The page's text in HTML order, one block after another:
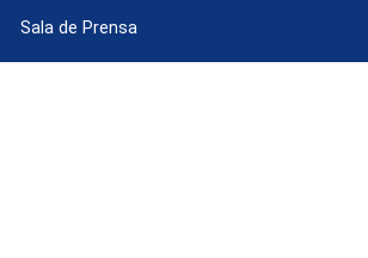
Sala de Prensa